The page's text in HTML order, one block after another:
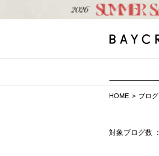
HOME ブログ
対象ブログ数 ：